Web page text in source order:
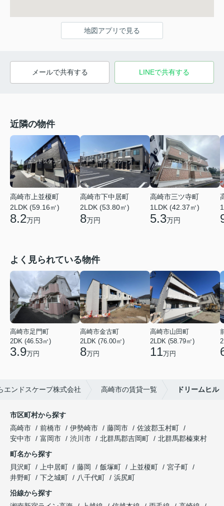
地図アプリで見る
メールで共有する LINEで共有する
近隣の物件
高崎市上並榎町
2LDK (59.16㎡)
8.2万円
高崎市下中居町
2LDK (53.80㎡)
8万円
高崎市三ツ寺町
1LDK (42.37㎡)
5.3万円
よく見られている物件
高崎市足門町
2DK (46.53㎡)
3.9万円
高崎市金古町
2LDK (76.00㎡)
8万円
高崎市山田町
2LDK (58.79㎡)
11万円
エンドスケープ株式会社 高崎市の賃貸一覧 ドリームヒル
市区町村から探す
高崎市
前橋市 伊勢崎市 藤岡市
佐波郡玉村町
安中市
富岡市 渋川市 北群馬郡吉岡町
北群馬郡榛東村
町名から探す
貝沢町
上中居町 藤岡 飯塚町 上並榎町
宮子町
井野町
下之城町 八千代町
浜尻町
沿線から探す